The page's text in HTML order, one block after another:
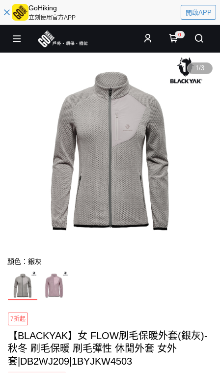
GoHiking
立刻使用官方APP
開啟APP
0
1/3
顏色：銀灰
7折起
【BLACKYAK】女 FLOW刷毛保暖外套(銀灰)-
秋冬 刷毛保暖 刷毛彈性 休閒外套 女外
套|DB2WJ209|1BYJKW4503